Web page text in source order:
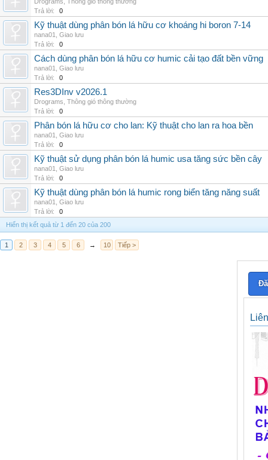
Trả lời:
0
Kỹ thuật dùng phân bón lá hữu cơ khoáng hi boron 7-14
nana01
Giao lưu
Trả lời:
0
Cách dùng phân bón lá hữu cơ humic cải tạo đất bền vững
nana01
Giao lưu
Trả lời:
0
Res3DInv v2026.1
Drograms Thông gió thông thường
Trả lời:
0
Phân bón lá hữu cơ cho lan: Kỹ thuật cho lan ra hoa bền
nana01
Giao lưu
Trả lời:
0
Kỹ thuật sử dụng phân bón lá humic usa tăng sức bền cây
nana01
Giao lưu
Trả lời:
0
Kỹ thuật dùng phân bón lá humic rong biển tăng năng suất
nana01
Giao lưu
Trả lời:
0
Hiển thị kết quả từ 1 đến 20 của 200
1 2 3 4 5 6 → 10 Tiếp >